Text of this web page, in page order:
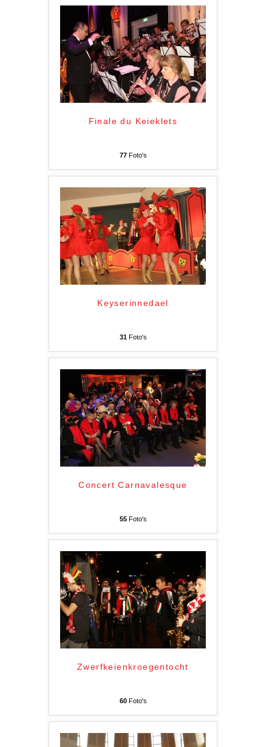
Finale du Keieklets
77Foto's
Keyserinnedael
31Foto's
Concert Carnavalesque
55Foto's
Zwerfkeienkroegentocht
60Foto's